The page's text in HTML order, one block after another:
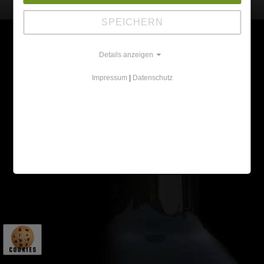
SPEICHERN
Details anzeigen
Impressum Datenschutz